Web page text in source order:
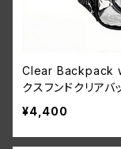
Clear Backpack
クスフンドクリアバ
¥4,400